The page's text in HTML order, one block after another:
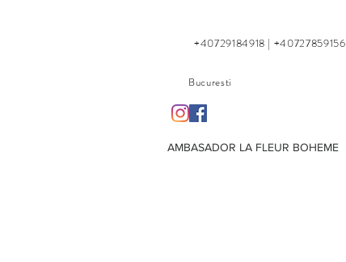
+40729184918 | +40727859156
Bucuresti
AMBASADOR LA FLEUR BOHEME